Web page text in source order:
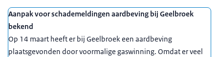
Aanpak voor schademeldingen aardbeving bij Geelbroek
bekend
Op 14 maart heeft er bij Geelbroek een aardbeving
plaatsgevonden door voormalige gaswinning. Omdat er veel